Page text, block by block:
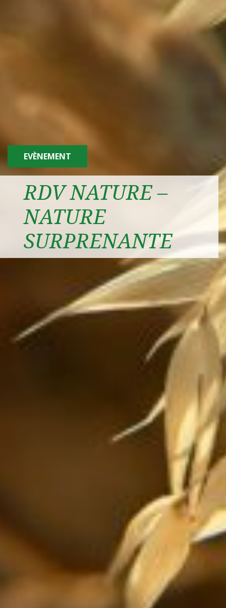
EVÈNEMENT
RDV NATURE –
NATURE
SURPRENANTE